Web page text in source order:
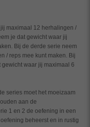
maximaal 12 herhalingen /
je dat gewicht waar jij
Bij de derde serie neem
/ reps mee kunt maken. Bij
waar jij maximaal 6
series moet het moeizaam
aan de
1 en 2 de oefening in een
beheerst en in rustig